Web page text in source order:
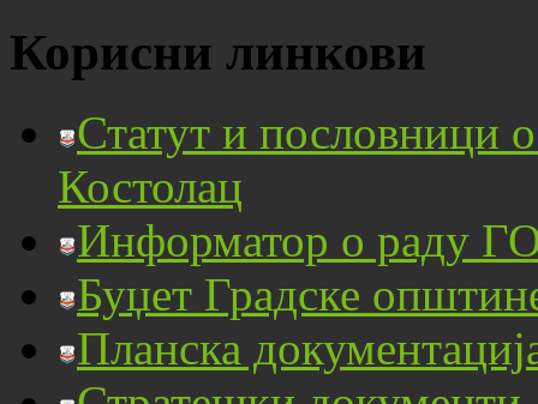
Корисни линкови
Статут и пословници
Костолац
Информатор о раду
Буџет Градске
Планска